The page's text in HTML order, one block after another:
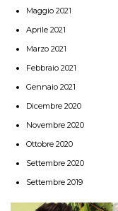
Maggio 2021
Aprile 2021
Marzo 2021
Febbraio 2021
Gennaio 2021
Dicembre 2020
Novembre 2020
Ottobre 2020
Settembre 2020
Settembre 2019